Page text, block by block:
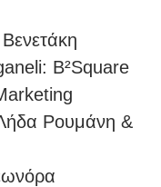
Β²Square
Ρουμάνη &